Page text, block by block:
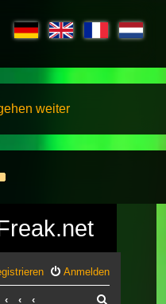
weiter
Anmelden